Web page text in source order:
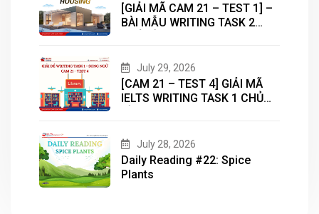
[GIẢI MÃ CAM 21 – TEST 1] –
BÀI MẪU WRITING TASK 2
July 29, 2026
[CAM 21 – TEST 4] GIẢI MÃ
IELTS WRITING TASK 1 CHỦ
July 28, 2026
Daily Reading #22: Spice
Plants